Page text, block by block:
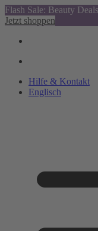
Flash Sale: Beauty
Jetzt shoppen
Hilfe & Kontakt
Englisch